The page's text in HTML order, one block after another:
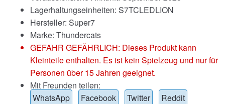
Lagerhaltungseinheiten: S7TCLEDLION
Hersteller: Super7
Marke: Thundercats
GEFAHR GEFÄHRLICH: Dieses Produkt kann
Kleinteile enthalten. Es ist kein Spielzeug und nur für
Personen über 15 Jahren geeignet.
Mit Freunden teilen:
WhatsApp
Facebook Twitter Reddit